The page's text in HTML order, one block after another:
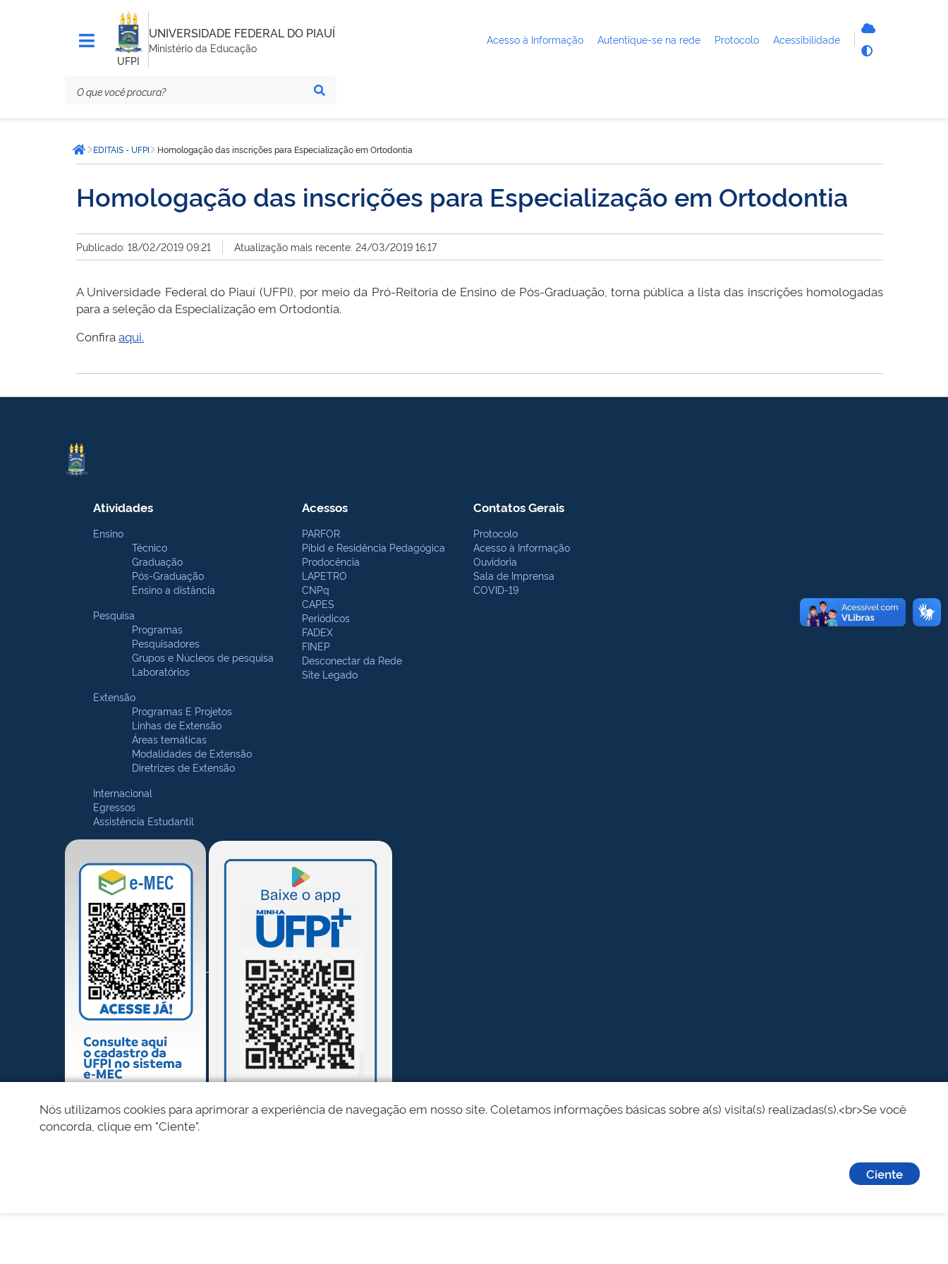
UFPI
UNIVERSIDADE FEDERAL DO PIAUÍ
Ministério da Educação
Acesso à Informação Autentique-se na rede Protocolo Acessibilidade
está
aqui:Página inicial
EDITAIS - UFPI Homologação das inscrições para Especialização em Ortodontia
Homologação das inscrições para Especialização em Ortodontia
Publicado: 18/02/2019 09:21 Atualização mais recente: 24/03/2019 16:17
A Universidade Federal do Piauí (UFPI), por meio da Pró-Reitoria de Ensino de Pós-Graduação, torna pública a lista das inscrições homologadas
para a seleção da Especialização em Ortodontia.
Confiraaqui.
Atividades
Ensino
Técnico
Graduação
Pós-Graduação
Ensino a distância
Pesquisa
Programas
Pesquisadores
Grupos e Núcleos de pesquisa
Laboratórios
Extensão
Programas E Projetos
Linhas de Extensão
Áreas temáticas
Modalidades de Extensão
Diretrizes de Extensão
Internacional
Egressos
Assistência Estudantil
Acessos
PARFOR
Pibid e Residência Pedagógica
Prodocência
LAPETRO
CNPq
CAPES
Periódicos
FADEX
FINEP
Desconectar da Rede
Site Legado
Contatos Gerais
Protocolo
Acesso à Informação
Ouvidoria
Sala de Imprensa
COVID-19
Nós utilizamos cookies para aprimorar a experiência de navegação em nosso site. Coletamos informações básicas sobre a(s) visita(s) realizadas(s).<br>Se você
concorda, clique em "Ciente".
Ciente